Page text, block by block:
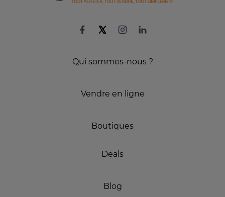
Qui sommes-nous ?
Vendre en ligne
Boutiques
Deals
Blog